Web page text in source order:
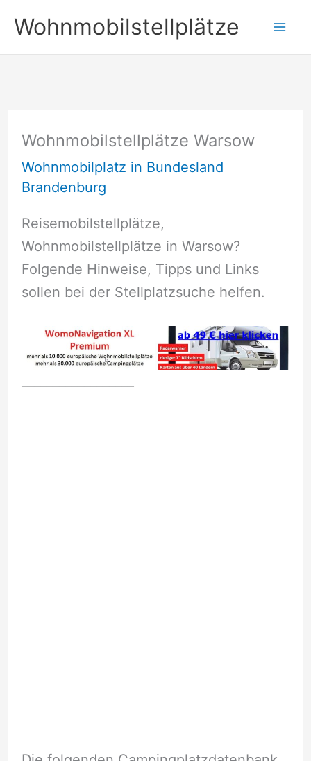
Inhalt
springen
Wohnmobilstellplätze
Wohnmobilstellplätze Warsow
Wohnmobilplatz in Bundesland
Brandenburg
Reisemobilstellplätze,
Wohnmobilstellplätze in Warsow?
Folgende Hinweise, Tipps und Links
sollen bei der Stellplatzsuche helfen.